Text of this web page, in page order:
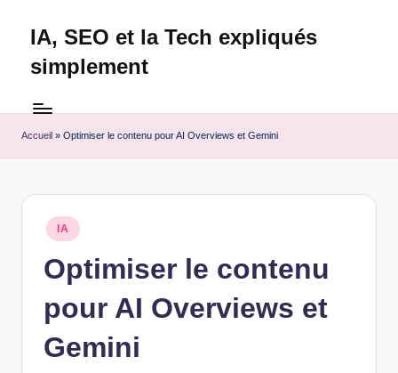
IA, SEO et la Tech expliqués
simplement
est
votre
destination
pour
l'actualité
tech.
Découvrez
des
experts,
les
dernières
Accueil » Optimiser le contenu pour AI Overviews et Gemini
Posted
in
IA
Optimiser le contenu
pour AI Overviews et
Gemini